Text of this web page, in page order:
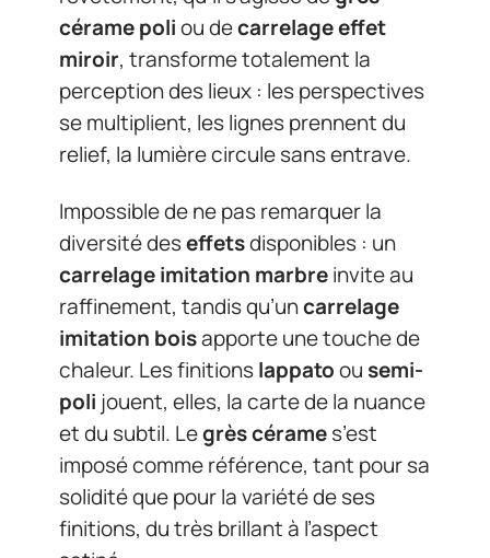
cérame poliou decarrelage effet
miroir, transforme totalement la
perception des lieux : les perspectives
se multiplient, les lignes prennent du
relief, la lumière circule sans entrave.
Impossible de ne pas remarquer la
diversité deseffetsdisponibles : un
carrelage imitation marbreinvite au
raffinement, tandis qu’uncarrelage
imitation boisapporte une touche de
chaleur. Les finitionslappatoou semi-
poli jouent, elles, la carte de la nuance
et du subtil. Legrès cérames’est
imposé comme référence, tant pour sa
solidité que pour la variété de ses
finitions, du très brillant à l’aspect